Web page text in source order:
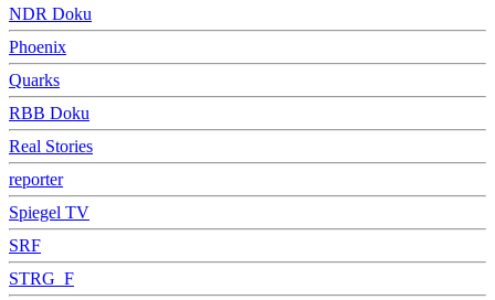
NDR Doku
Phoenix
Quarks
RBB Doku
Real Stories
reporter
Spiegel TV
SRF
STRG_F